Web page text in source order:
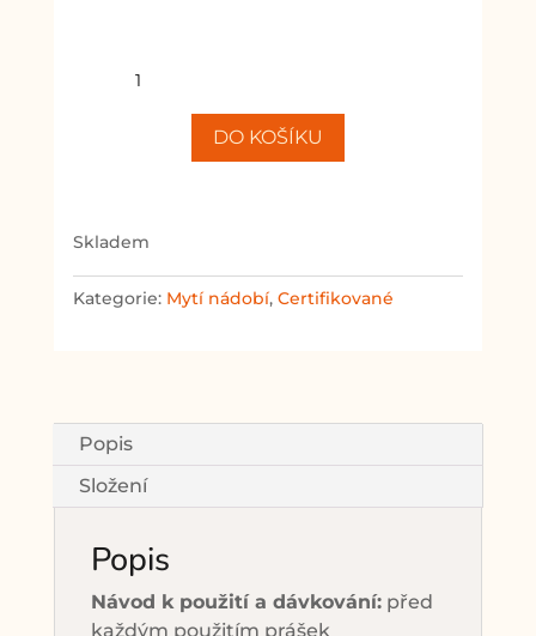
DO KOŠÍKU
skladem
Kategorie: Mytí nádobí, Certifikované
Popis
Složení
Popis
Návod k použití a dávkování:před
každým použitím prášek